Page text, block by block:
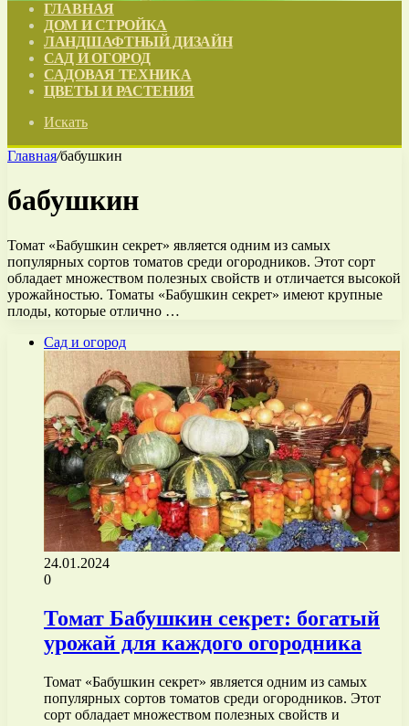
ГЛАВНАЯ
ДОМ И СТРОЙКА
ЛАНДШАФТНЫЙ ДИЗАЙН
САД И ОГОРОД
САДОВАЯ ТЕХНИКА
ЦВЕТЫ И РАСТЕНИЯ
Искать
Главная/бабушкин
бабушкин
Томат «Бабушкин секрет» является одним из самых
популярных сортов томатов среди огородников. Этот сорт
обладает множеством полезных свойств и отличается высокой
урожайностью. Томаты «Бабушкин секрет» имеют крупные
плоды, которые отлично …
Сад и огород
24.01.2024
0
Томат Бабушкин секрет: богатый
урожай для каждого огородника
Томат «Бабушкин секрет» является одним из самых
популярных сортов томатов среди огородников. Этот
сорт обладает множеством полезных свойств и